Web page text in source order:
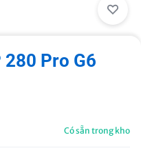
Pro G6
Có sẵn trong kho